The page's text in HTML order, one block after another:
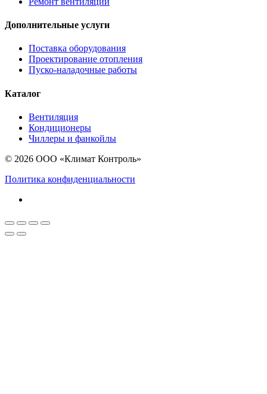
Дополнительные услуги
Поставка оборудования
Проектирование отопления
Пуско-наладочные работы
Каталог
Вентиляция
Кондиционеры
Чиллеры и фанкойлы
© 2026 ООО «Климат Контроль»
Политика конфиденциальности